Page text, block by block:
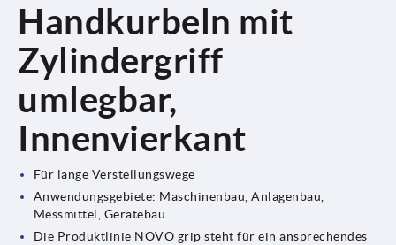
Handkurbeln mit
Zylindergriff
umlegbar,
Innenvierkant
Für lange Verstellungswege
Anwendungsgebiete: Maschinenbau, Anlagenbau,
Messmittel, Gerätebau
Die Produktlinie NOVO grip steht für ein ansprechendes